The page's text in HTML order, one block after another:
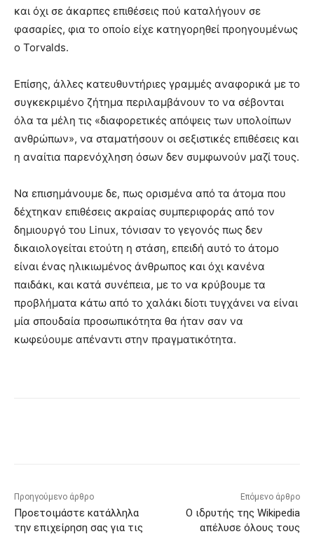
και όχι σε άκαρπες επιθέσεις πού καταλήγουν σε
φασαρίες, φια το οποίο είχε κατηγορηθεί προηγουμένως
ο Torvalds.
Επίσης, άλλες κατευθυντήριες γραμμές αναφορικά με το
συγκεκριμένο ζήτημα περιλαμβάνουν το να σέβονται
όλα τα μέλη τις «διαφορετικές απόψεις των υπολοίπων
ανθρώπων», να σταματήσουν οι σεξιστικές επιθέσεις και
η αναίτια παρενόχληση όσων δεν συμφωνούν μαζί τους.
Να επισημάνουμε δε, πως ορισμένα από τα άτομα που
δέχτηκαν επιθέσεις ακραίας συμπεριφοράς από τον
δημιουργό του Linux, τόνισαν το γεγονός πως δεν
δικαιολογείται ετούτη η στάση, επειδή αυτό το άτομο
είναι ένας ηλικιωμένος άνθρωπος και όχι κανένα
παιδάκι, και κατά συνέπεια, με το να κρύβουμε τα
προβλήματα κάτω από το χαλάκι δίοτι τυγχάνει να είναι
μία σπουδαία προσωπικότητα θα ήταν σαν να
κωφεύουμε απέναντι στην πραγματικότητα.
Προηγούμενο άρθρο
Προετοιμάστε κατάλληλα
την επιχείρηση σας για τις
Επόμενο άρθρο
Ο ιδρυτής της Wikipedia
απέλυσε όλους τους